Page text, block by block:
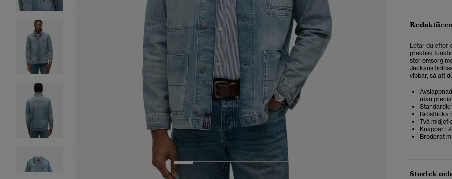
3 4 5 6
Letar du efter
praktisk
stor omsorg
Jackans
vibbar, så att
utan
Bröstficka
Två
Knappar i
Broderat
Storlek